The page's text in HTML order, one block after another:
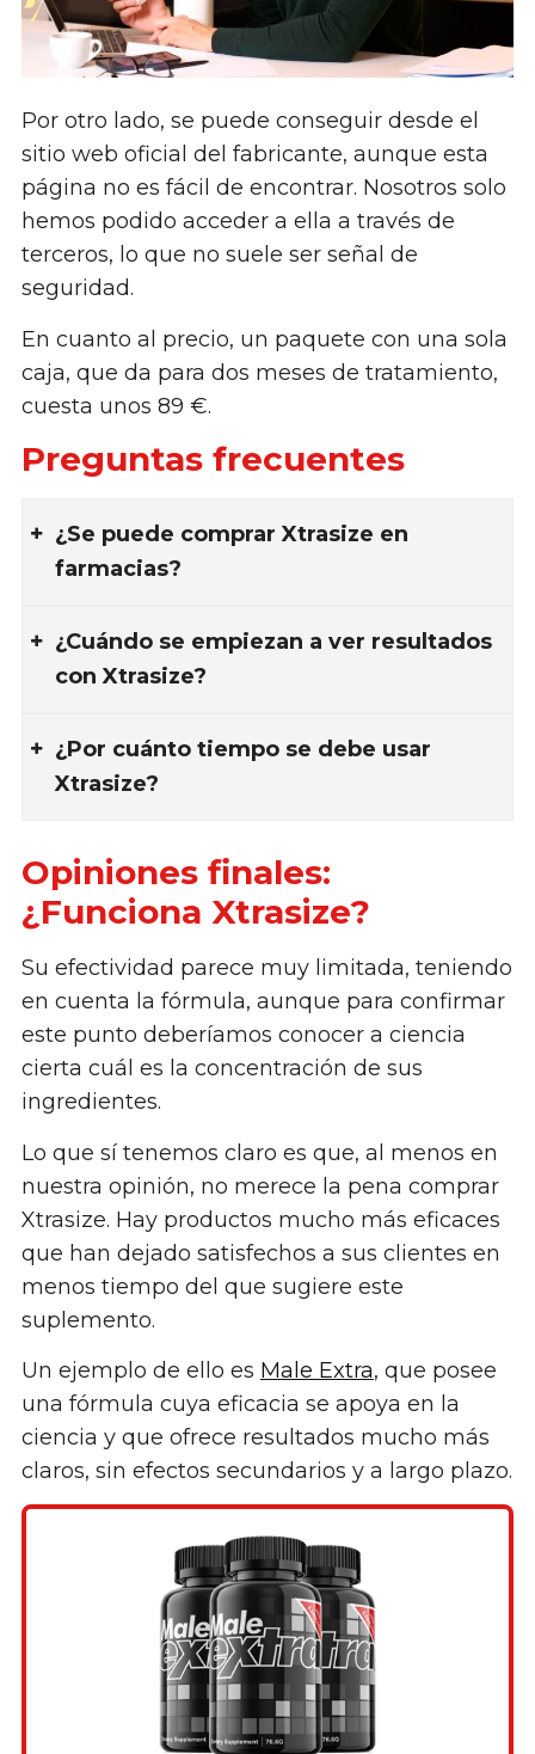
Por otro lado, se puede conseguir desde el
sitio web oficial del fabricante, aunque esta
página no es fácil de encontrar. Nosotros solo
hemos podido acceder a ella a través de
terceros, lo que no suele ser señal de
seguridad.
En cuanto al precio, un paquete con una sola
caja, que da para dos meses de tratamiento,
cuesta unos 89 €.
Preguntas frecuentes
¿Se puede comprar Xtrasize en
farmacias?
¿Cuándo se empiezan a ver resultados
con Xtrasize?
¿Por cuánto tiempo se debe usar
Xtrasize?
Opiniones finales:
¿Funciona Xtrasize?
Su efectividad parece muy limitada, teniendo
en cuenta la fórmula, aunque para confirmar
este punto deberíamos conocer a ciencia
cierta cuál es la concentración de sus
ingredientes.
Lo que sí tenemos claro es que, al menos en
nuestra opinión, no merece la pena comprar
Xtrasize. Hay productos mucho más eficaces
que han dejado satisfechos a sus clientes en
menos tiempo del que sugiere este
suplemento.
Un ejemplo de ello es Male Extra, que posee
una fórmula cuya eficacia se apoya en la
ciencia y que ofrece resultados mucho más
claros, sin efectos secundarios y a largo plazo.